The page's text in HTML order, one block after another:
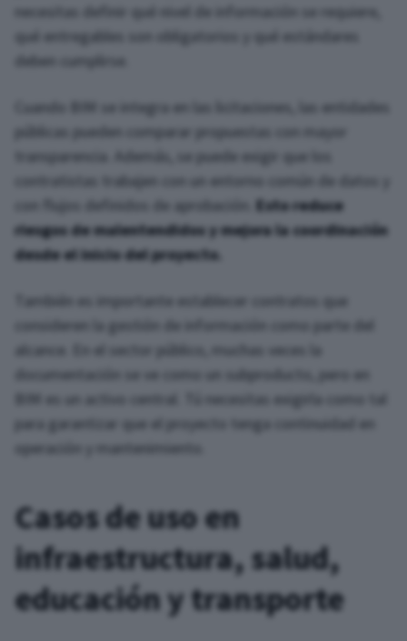
necesitas definir qué nivel de información se requiere,
qué entregables son obligatorios y qué estándares
deben cumplirse.
Cuando BIM se integra en las licitaciones, las entidades
públicas pueden comparar propuestas con mayor
transparencia. Además, se puede exigir que los
contratistas trabajen con un entorno común de datos y
con flujos definidos de aprobación. Esto reduce
riesgos de malentendidos y mejora la coordinación
desde el inicio del proyecto.
También es importante establecer contratos que
consideren la gestión de información como parte del
alcance. En el sector público, muchas veces la
documentación se ve como un subproducto, pero en
BIM es un activo central. Tú necesitas exigirla como tal
para garantizar que el proyecto tenga continuidad en
operación y mantenimiento.
Casos de uso en
infraestructura, salud,
educación y transporte